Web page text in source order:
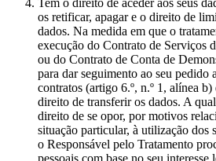
Tem o direito de aceder aos seus
os retificar, apagar e o direito de
dados. Na medida em que o
execução do Contrato de Serviços
ou do Contrato de Conta de
para dar seguimento ao seu pedido
contratos (artigo 6.º, n.º 1, alínea
direito de transferir os dados. A
direito de se opor, por motivos
situação particular, à utilização dos
o Responsável pelo Tratamento
pessoais com base no seu